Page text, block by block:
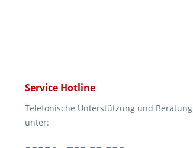
Service Hotline
Telefonische Unterstützung und Beratung
unter: